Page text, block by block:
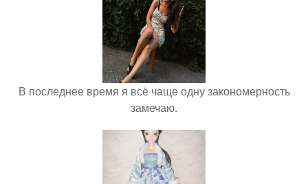
В последнее время я всё чаще одну закономерность
замечаю.